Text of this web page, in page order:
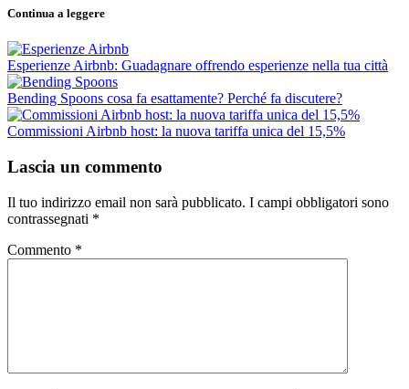
Continua a leggere
Esperienze Airbnb: Guadagnare offrendo esperienze nella tua città
Bending Spoons cosa fa esattamente? Perché fa discutere?
Commissioni Airbnb host: la nuova tariffa unica del 15,5%
Lascia un commento
Il tuo indirizzo email non sarà pubblicato. I campi obbligatori sono
contrassegnati *
Commento *